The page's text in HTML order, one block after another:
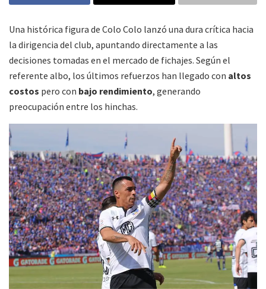
Una histórica figura de Colo Colo lanzó una dura crítica hacia
la dirigencia del club, apuntando directamente a las
decisiones tomadas en el mercado de fichajes. Según el
referente albo, los últimos refuerzos han llegado con altos
costos pero con bajo rendimiento, generando
preocupación entre los hinchas.